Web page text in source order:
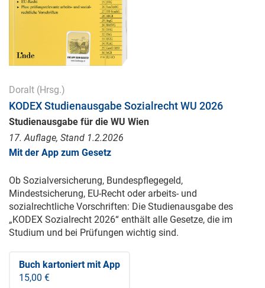
Doralt (Hrsg.)
KODEX Studienausgabe Sozialrecht WU 2026
Studienausgabe für die WU Wien
17. Auflage, Stand 1.2.2026
Mit der App zum Gesetz
Ob Sozialversicherung, Bundespflegegeld,
Mindestsicherung, EU-Recht oder arbeits- und
sozialrechtliche Vorschriften: Die Studienausgabe des
„KODEX Sozialrecht 2026“ enthält alle Gesetze, die im
Studium und bei Prüfungen wichtig sind.
Buch kartoniertmit App
15,00 €